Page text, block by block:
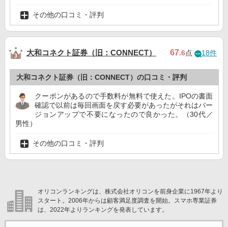
その他の口コミ・評判
大和コネクト証券（旧：CONNECT） 67.6点 18件
大和コネクト証券（旧：CONNECT）の口コミ・評判
クーポンがあるので手数料が無料で使えた。IPOの書面
確認で以前は毎回画面を戻す必要があったがそれはバー
ジョンアップで不要になったので良かった。（30代／
男性）
その他の口コミ・評判
オリコンランキングは、株式会社オリコンを前身企業に1967年より
スタート。2006年からは顧客満足度調査を開始。スマホ専業証券
は、2022年よりランキングを発表しています。